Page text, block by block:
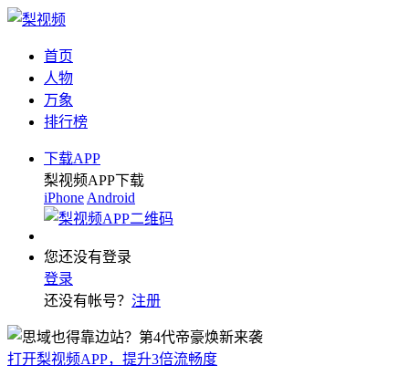
首页
人物
万象
排行榜
下载APP
梨视频APP下载
iPhone Android
您还没有登录
登录
还没有帐号？ 注册
打开梨视频APP，提升3倍流畅度